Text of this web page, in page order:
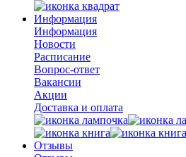
Информация
Информация
Новости
Расписание
Вопрос-ответ
Вакансии
Акции
Доставка и оплата
Отзывы